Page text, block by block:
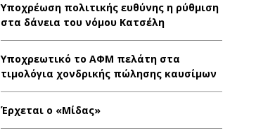
Υποχρέωση πολιτικής ευθύνης η ρύθμιση
στα δάνεια του νόμου Κατσέλη
Υποχρεωτικό το ΑΦΜ πελάτη στα
τιμολόγια χονδρικής πώλησης καυσίμων
Έρχεται ο «Μίδας»